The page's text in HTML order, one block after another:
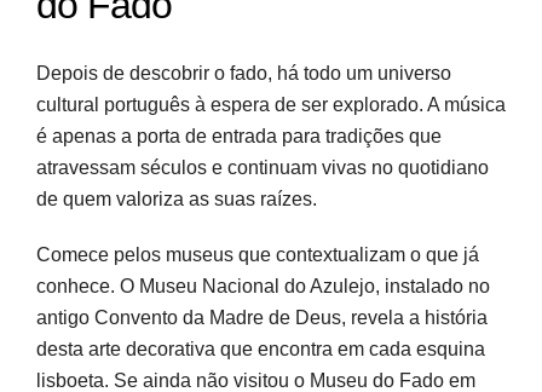
Depois de descobrir o fado, há todo um universo
cultural português à espera de ser explorado. A música
é apenas a porta de entrada para tradições que
atravessam séculos e continuam vivas no quotidiano
de quem valoriza as suas raízes.
Comece pelos museus que contextualizam o que já
conhece. O Museu Nacional do Azulejo, instalado no
antigo Convento da Madre de Deus, revela a história
desta arte decorativa que encontra em cada esquina
lisboeta. Se ainda não visitou o Museu do Fado em